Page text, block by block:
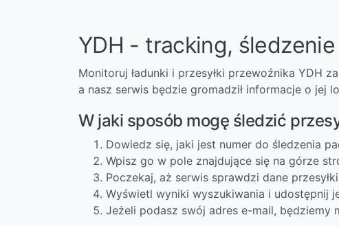
YDH - tracking,
Monitoruj ładunki i przesyłki przewoźnika YDH
a nasz serwis będzie gromadził informacje o jej
W jaki sposób mogę śledzić
Dowiedz się, jaki jest numer do śledzenia
Wpisz go w pole znajdujące się na górze
Poczekaj, aż serwis sprawdzi dane
Wyświetl wyniki wyszukiwania i udostępnij
Jeżeli podasz swój adres e-mail, będziemy